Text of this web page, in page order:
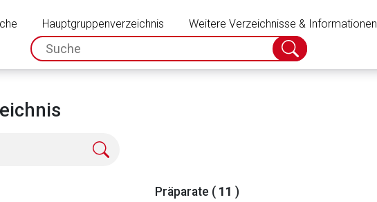
Hauptgruppenverzeichnis
Weitere Verzeichnisse & Informationen
spc.search.input.placeholder
Suche
abschicken
91
24
Präparate ( 11 )